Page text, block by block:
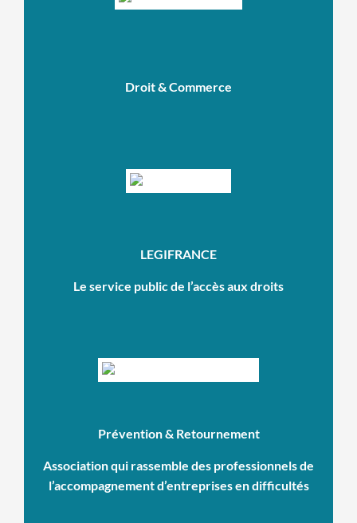
Droit & Commerce
LEGIFRANCE
Le service public de l’accès aux droits
Prévention & Retournement
Association qui rassemble des professionnels de
l’accompagnement d’entreprises en difficultés